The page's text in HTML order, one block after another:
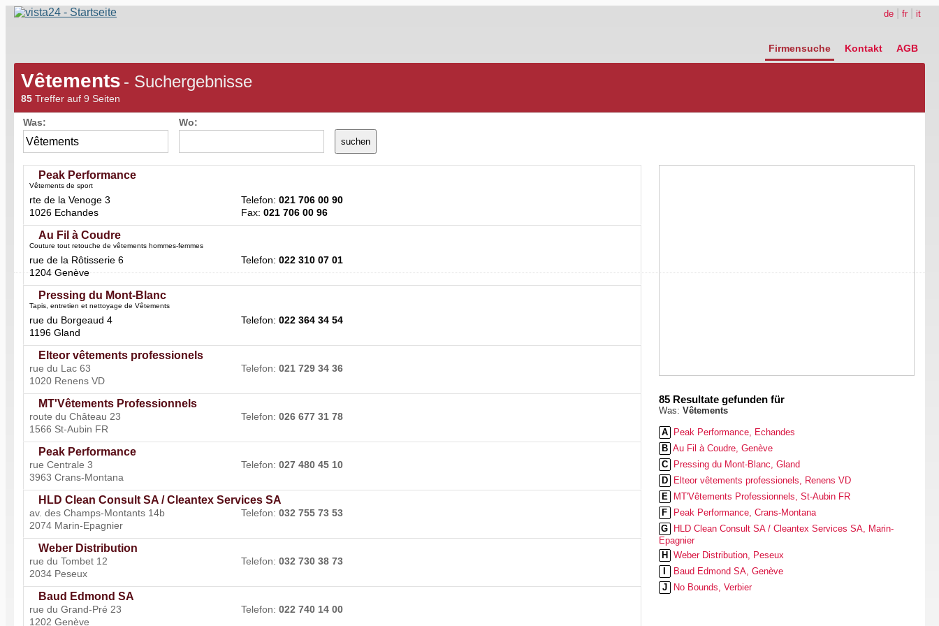
de fr it
Firmensuche Kontakt AGB
Vêtements - Suchergebnisse
85 Treffer auf 9 Seiten
Was: Wo:
Peak Performance
Vêtements de sport
rte de la Venoge 3
1026 Echandes
Telefon:021 706 00 90
Fax:021 706 00 96
Au Fil à Coudre
Couture tout retouche de vêtements hommes-femmes
rue de la Rôtisserie 6
1204 Genève
Telefon:022 310 07 01
Pressing du Mont-Blanc
Tapis, entretien et nettoyage de Vêtements
rue du Borgeaud 4
1196 Gland
Telefon:022 364 34 54
Elteor vêtements professionels
rue du Lac 63
1020 Renens VD
Telefon:021 729 34 36
MT'Vêtements Professionnels
route du Château 23
1566 St-Aubin FR
Telefon:026 677 31 78
Peak Performance
rue Centrale 3
3963 Crans-Montana
Telefon:027 480 45 10
HLD Clean Consult SA / Cleantex Services SA
av. des Champs-Montants 14b
2074 Marin-Epagnier
Telefon:032 755 73 53
Weber Distribution
rue du Tombet 12
2034 Peseux
Telefon:032 730 38 73
Baud Edmond SA
rue du Grand-Pré 23
1202 Genève
Telefon:022 740 14 00
85 Resultate gefunden für
Was: Vêtements
A
Peak Performance, Echandes
B Au Fil à Coudre, Genève
C
Pressing du Mont-Blanc, Gland
D
Elteor vêtements professionels, Renens VD
E
MT'Vêtements Professionnels, St-Aubin FR
F
Peak Performance, Crans-Montana
G
HLD Clean Consult SA / Cleantex Services SA, Marin-
Epagnier
H
Weber Distribution, Peseux
Baud Edmond SA, Genève
J
No Bounds, Verbier